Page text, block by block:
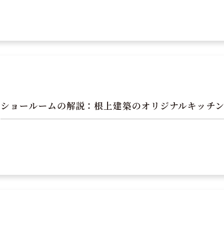
ショールームの解説：根上建築のオリジナルキッチン